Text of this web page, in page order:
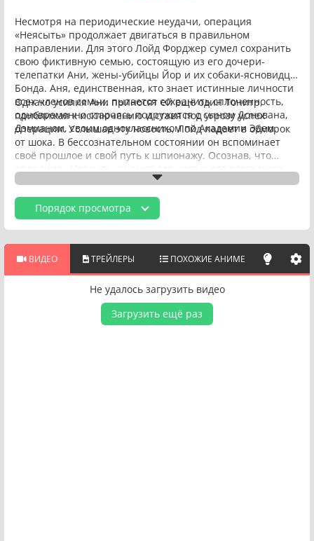
Несмотря на периодические неудачи, операция
«Неясыть» продолжает двигаться в правильном
направлении. Для этого Лойд Форджер сумел сохранить
свою фиктивную семью, состоящую из его дочери-
телепатки Ани, жены-убийцы Йор и их собаки-ясновидца
Бонда. Аня, единственная, кто знает истинные личности
всех членов семьи, пытается сохранить сплоченность,
одновременно стараясь подружится с сыном Донована,
Дэмианом, своим одноклассником по Академии Эдем.
Однако усилия Ани приносят ей ещё один Тонитр,
приближая к исключению и ставя под угрозу успех
операции. Услышав эту новость, Лойд падает в обморок
от шока. В бессознательном состоянии он вспоминает
своё прошлое и свой путь к шпионажу. Осознав, что
операция «Неясыть» значит для него и для всего мира,
Лойд обретает новую мотивацию. Несмотря на то, что
каждый из супругов преследует свои тайные цели,
Форджеры продолжают ценить свою хаотичную, но
счастливую семейную жизнь.
Порядок просмотра
ВИДЕО ТРЕЙЛЕРЫ ПОХОЖИЕ АНИМЕ
Не удалось загрузить видео
Загрузить ещё раз